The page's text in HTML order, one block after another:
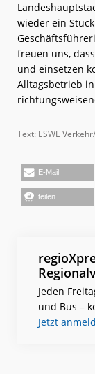
wieder ein
freuen uns,
und einsetzen
Alltagsbetrieb
Text: ESWE
E-Mail
teilen
Jeden
und Bus –
Jetzt